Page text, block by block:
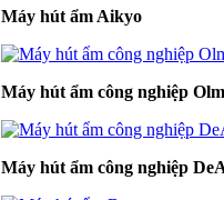
Máy hút ẩm Aikyo
Máy hút ẩm công nghiệp
Máy hút ẩm công nghiệp